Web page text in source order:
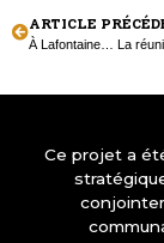
ARTICLE
Ce projet a